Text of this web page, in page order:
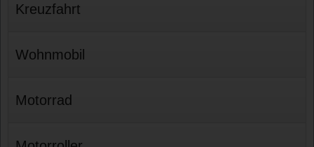
Kreuzfahrt
Wohnmobil
Motorrad